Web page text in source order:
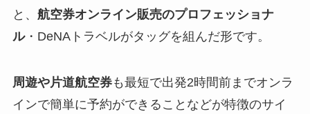
と、 航空券オンライン販売のプロフェッショナ
ル・DeNAトラベルがタッグを組んだ形です。
周遊や片道航空券も最短で出発2時間前までオンラ
インで簡単に予約ができることなどが特徴のサイ